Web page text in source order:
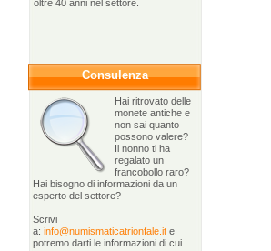
oltre 40 anni nel settore.
Consulenza
Hai ritrovato delle
monete antiche e
non sai quanto
possono valere?
Il nonno ti ha
regalato un
francobollo raro?
Hai bisogno di informazioni da un
esperto del settore?
Scrivi
a: info@numismaticatrionfale.it e
potremo darti le informazioni di cui